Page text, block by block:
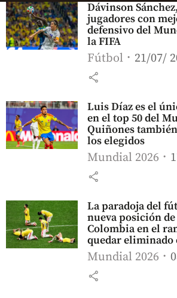
Dávinson
jugadores con
defensivo del
la FIFA
Fútbol 21/07/
share
Luis Díaz es el
en el top 50 del
Quiñones
los elegidos
Mundial 2026
share
La paradoja del
nueva posición
Colombia en el
quedar
Mundial 2026
share